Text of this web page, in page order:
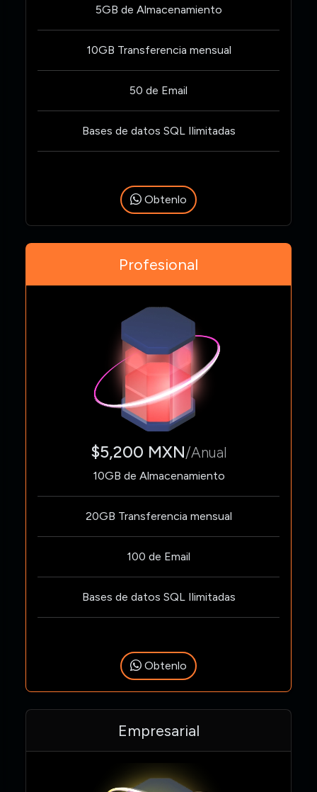
5GB de Almacenamiento
10GB Transferencia mensual
50 de Email
Bases de datos SQL Ilimitadas
Obtenlo
Profesional
$5,200 MXN/Anual
10GB de Almacenamiento
20GB Transferencia mensual
100 de Email
Bases de datos SQL Ilimitadas
Obtenlo
Empresarial